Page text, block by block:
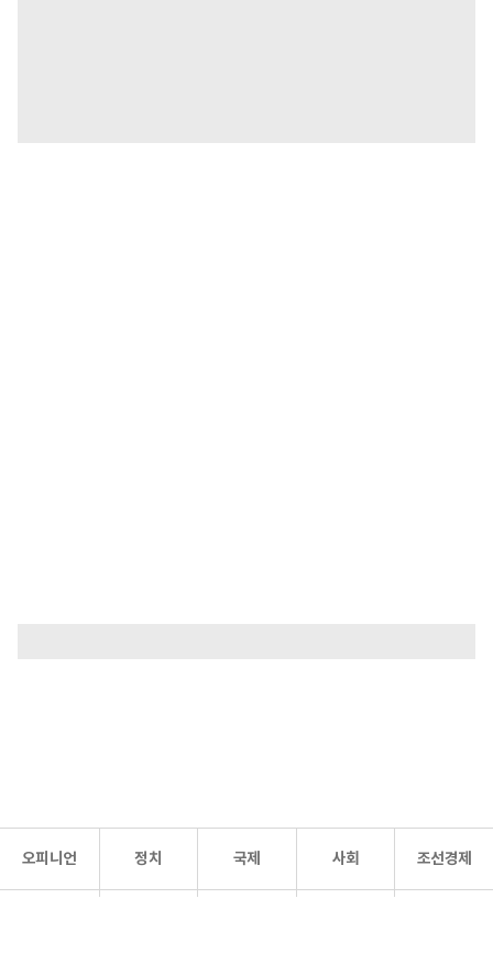
오피니언 정치 국제 사회 조선경제